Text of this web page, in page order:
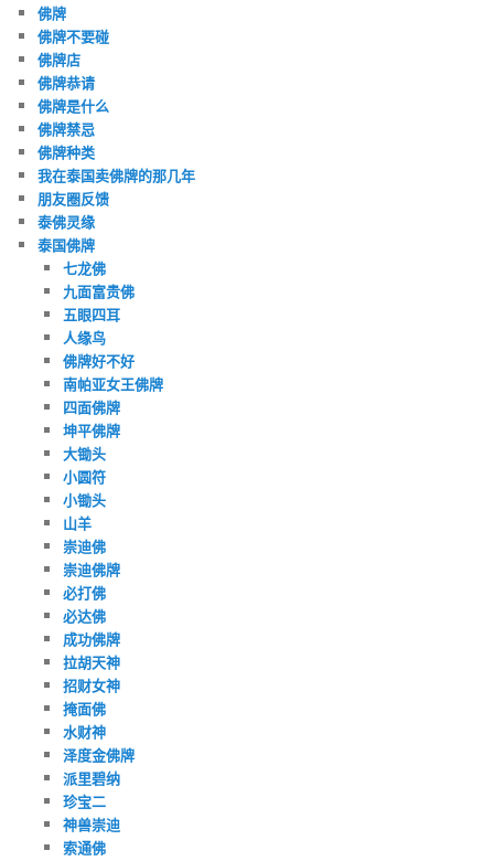
佛牌
佛牌不要碰
佛牌店
佛牌恭请
佛牌是什么
佛牌禁忌
佛牌种类
我在泰国卖佛牌的那几年
朋友圈反馈
泰佛灵缘
泰国佛牌
七龙佛
九面富贵佛
五眼四耳
人缘鸟
佛牌好不好
南帕亚女王佛牌
四面佛牌
坤平佛牌
大锄头
小圆符
小锄头
山羊
崇迪佛
崇迪佛牌
必打佛
必达佛
成功佛牌
拉胡天神
招财女神
掩面佛
水财神
泽度金佛牌
派里碧纳
珍宝二
神兽崇迪
索通佛